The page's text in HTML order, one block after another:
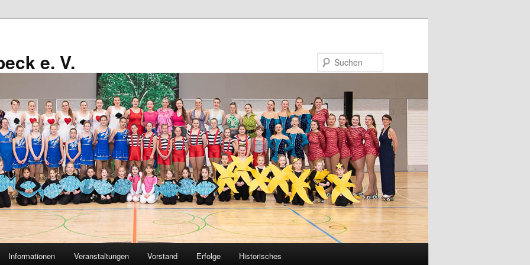
e. V.
Informationen Veranstaltungen Vorstand Erfolge Historisches